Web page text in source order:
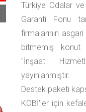
Türkiye Odalar
Garanti Fonu
firmalarının
bitmemiş konut
"İnşaat
yayınlanmıştır.
Destek paketi
KOBİ'ler için